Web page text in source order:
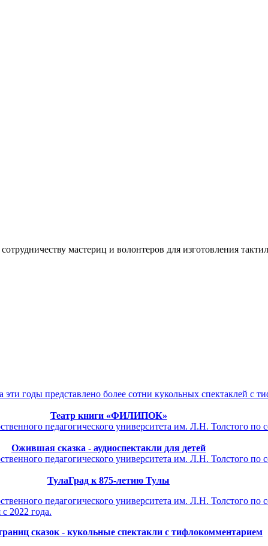
мастериц и волонтеров для изготовления
годы представлено более сотни кукольных спектаклей с
Театр книги «ФИЛИПОК»
педагогического университета им. Л.Н. Толстого по
Ожившая сказка - аудиоспектакли для детей
педагогического университета им. Л.Н. Толстого
ТулаГрад к 875-летию Тулы
педагогического университета им. Л.Н. Толстого
2022 года.
сказок - кукольные спектакли с тифлокомментарием